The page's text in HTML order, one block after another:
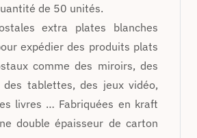
de 50 unités.
extra plates blanches
expédier des produits plats
comme des miroirs, des
des tablettes, des jeux vidéo,
livres … Fabriquées en kraft
double épaisseur de carton